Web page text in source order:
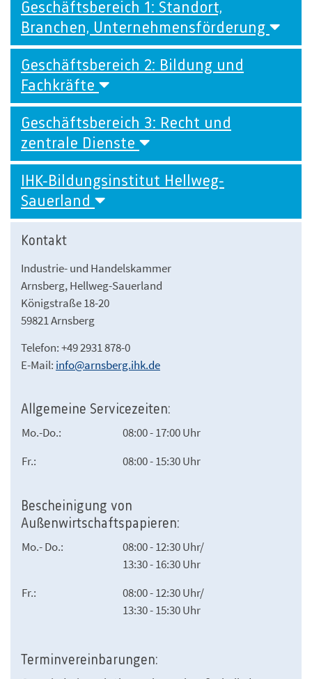
Geschäftsbereich 1: Standort,
Branchen, Unternehmensförderung
Geschäftsbereich 2: Bildung und
Fachkräfte
Geschäftsbereich 3: Recht und
zentrale Dienste
IHK-Bildungsinstitut Hellweg-
Sauerland
Kontakt
Industrie- und Handelskammer
Arnsberg, Hellweg-Sauerland
Königstraße 18-20
59821 Arnsberg
Telefon: +49 2931 878-0
E-Mail: info@arnsberg.ihk.de
Allgemeine Servicezeiten:
Mo.-Do.:
08:00 - 17:00 Uhr
Fr.:
08:00 - 15:30 Uhr
Bescheinigung von
Außenwirtschaftspapieren:
Mo.- Do.:
08:00 - 12:30 Uhr/
13:30 - 16:30 Uhr
Fr.:
08:00 - 12:30 Uhr/
13:30 - 15:30 Uhr
Terminvereinbarungen: